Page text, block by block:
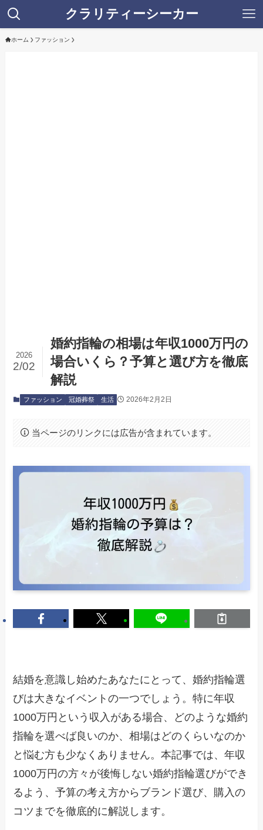
クラリティーシーカー
ホーム ファッション
婚約指輪の相場は年収1000万円の
場合いくら？予算と選び方を徹底
解説
2026
2/02
ファッション 冠婚葬祭 生活 2026年2月2日
当ページのリンクには広告が含まれています。
結婚を意識し始めたあなたにとって、婚約指輪選
びは大きなイベントの一つでしょう。特に年収
1000万円という収入がある場合、どのような婚約
指輪を選べば良いのか、相場はどのくらいなのか
と悩む方も少なくありません。本記事では、年収
1000万円の方々が後悔しない婚約指輪選びができ
るよう、予算の考え方からブランド選び、購入の
コツまでを徹底的に解説します。